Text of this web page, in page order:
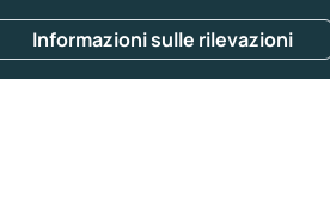
Informazioni sulle rilevazioni